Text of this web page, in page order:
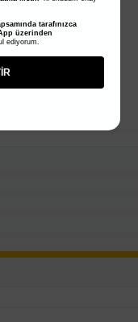
tarafınızca
üzerinden
ediyorum.